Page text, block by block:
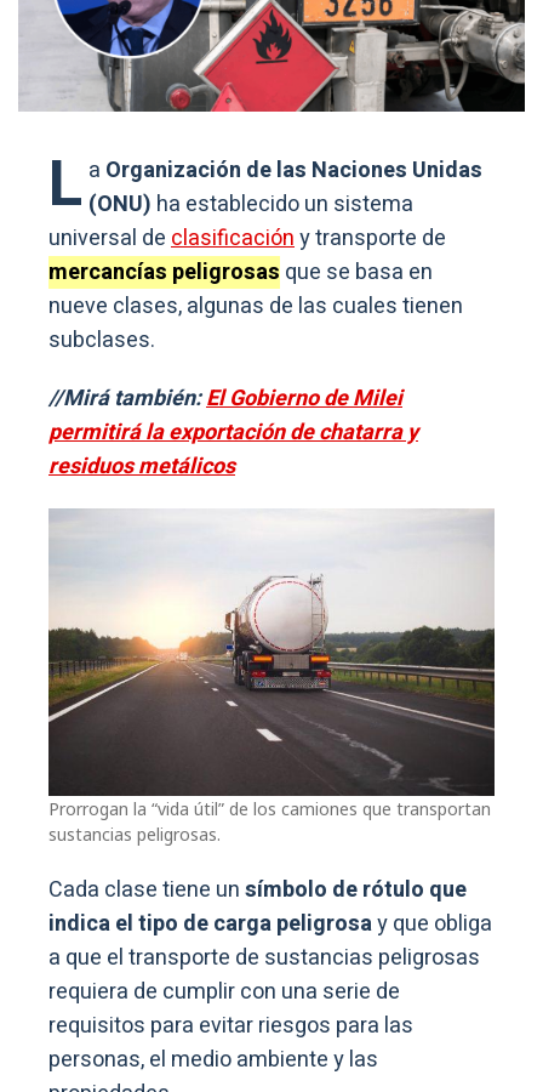
L a Organización de las Naciones Unidas
(ONU) ha establecido un sistema
universal declasificacióny transporte de
mercancías peligrosas que se basa en
nueve clases, algunas de las cuales tienen
subclases.
//Mirá también:El Gobierno de Milei
permitirá la exportación de chatarra y
residuos metálicos
Prorrogan la “vida útil” de los camiones que transportan
sustancias peligrosas.
Cada clase tiene unsímbolo de rótulo que
indica el tipo de carga peligrosay que obliga
a que el transporte de sustancias peligrosas
requiera de cumplir con una serie de
requisitos para evitar riesgos para las
personas, el medio ambiente y las